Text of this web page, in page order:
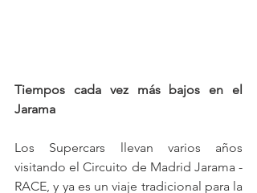
Tiempos cada vez más bajos en el
Jarama
Los Supercars llevan varios años
visitando el Circuito de Madrid Jarama -
RACE, y ya es un viaje tradicional para la